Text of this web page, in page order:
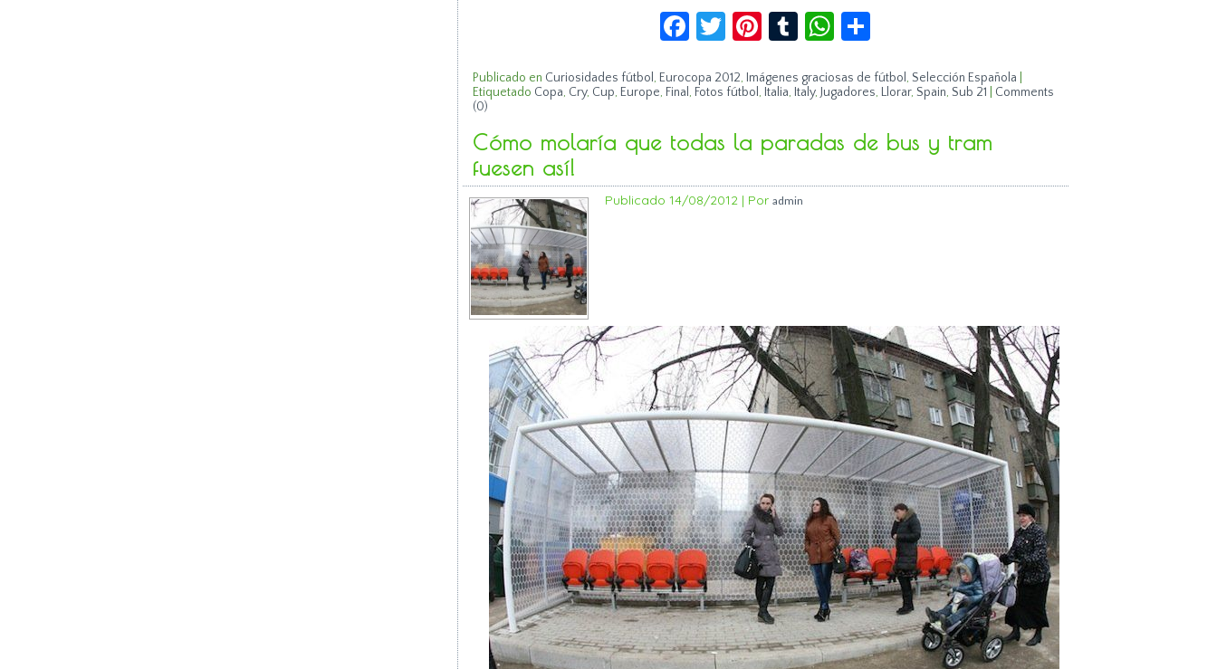
Facebook
Twitter
Pinterest
TumblrWhatsApp
Publicado en Curiosidades fútbol , Eurocopa 2012, Imágenes graciosas de fútbol , Selección Española
Etiquetado Copa, Cry, Cup, Europe, Final , Fotos fútbol , Italia, Italy, Jugadores, Llorar, Spain, Sub 21
Comments
(0)
Cómo molaría que todas la paradas de bus y tram
fuesen así!
Publicado 14/08/2012| Por admin